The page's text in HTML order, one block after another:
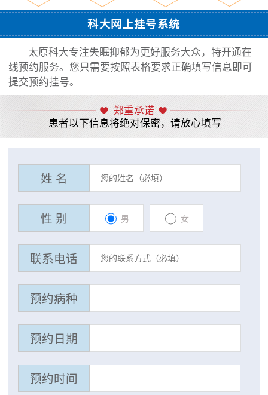
科大网上挂号系统
太原科大专注失眠抑郁为更好服务大众，特开通在
线预约服务。您只需要按照表格要求正确填写信息即可
提交预约挂号。
郑重承诺
患者以下信息将绝对保密，请放心填写
姓 名
性 别 男 女
联系电话
预约病种
预约日期
预约时间